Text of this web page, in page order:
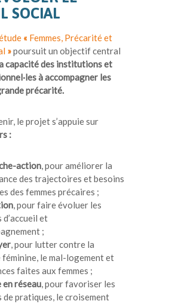
SOCIAL
« Femmes, Précarité et
»poursuit un objectif central
capacité des institutions et
à accompagner les
précarité.
le projet s’appuie sur
:
action, pour améliorer la
des trajectoires et besoins
des femmes précaires ;
, pour faire évoluer les
et
;
, pour lutter contre la
le mal-logement et
faites aux femmes ;
en réseau, pour favoriser les
de pratiques, le croisement